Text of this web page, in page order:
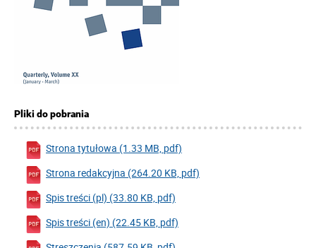
Pliki do pobrania
Strona tytułowa (1.33 MB, pdf)
Strona redakcyjna (264.20 KB, pdf)
Spis treści (pl) (33.80 KB, pdf)
Spis treści (en) (22.45 KB, pdf)